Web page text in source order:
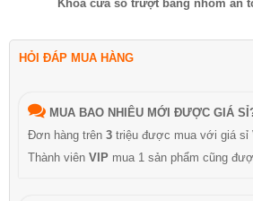
Khoá cửa sổ trượt bằng nhôm an
HỎI ĐÁP MUA HÀNG
MUA BAO NHIÊU MỚI ĐƯỢC GIÁ
Đơn hàng trên 3 triệu được mua với giá sỉ
Thành viên VIP mua 1 sản phẩm cũng